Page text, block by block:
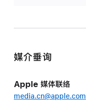
媒介垂询
Apple 媒体联络
media.cn@apple.com